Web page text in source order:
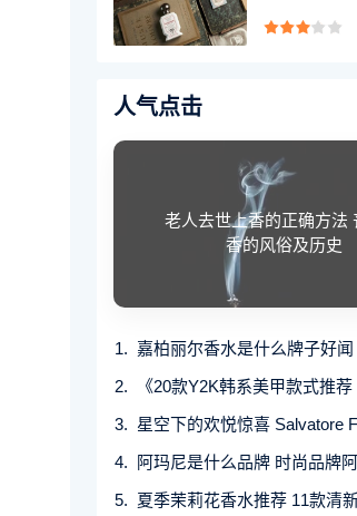
人气点击
老人去世上香的正确方法
香的风俗及历史